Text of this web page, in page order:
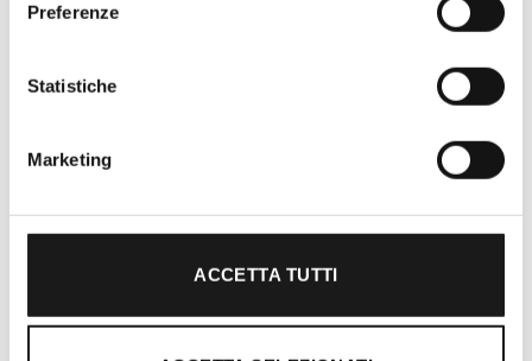
Preferenze
Statistiche
Marketing
ACCETTA TUTTI
per amanti dell’outdoor a Roma e nel
clienti con professionalità, rendendo